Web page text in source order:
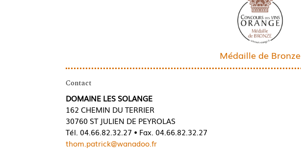
Médaille de Bronze
Contact
DOMAINE LES SOLANGE
162 CHEMIN DU TERRIER
30760 ST JULIEN DE PEYROLAS
Tél. 04.66.82.32.27 • Fax. 04.66.82.32.27
thom.patrick@wanadoo.fr